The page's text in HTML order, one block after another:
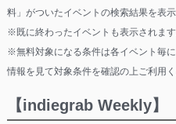
料」がついたイベントの検索結果を表示
※既に終わったイベントも表示されます
※無料対象になる条件は各イベント毎
情報を見て対象条件を確認の上ご利用く
【indiegrab Weekly】